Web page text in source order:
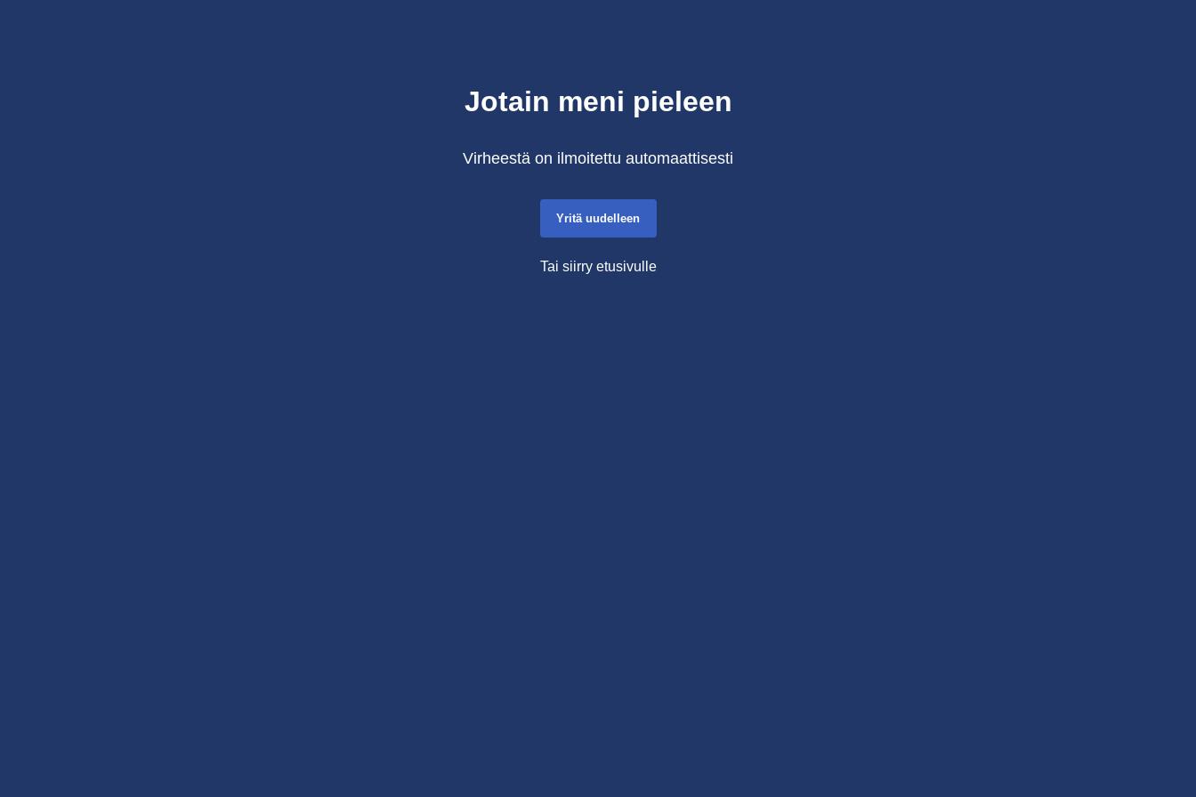
Jotain meni pieleen
Virheestä on ilmoitettu automaattisesti
Yritä uudelleen
Tai siirry etusivulle